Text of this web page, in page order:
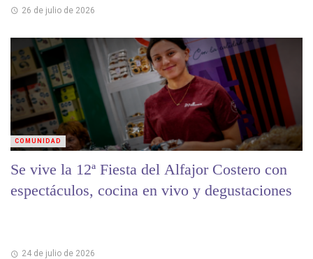
26 de julio de 2026
Se vive la 12ª Fiesta del Alfajor Costero con
espectáculos, cocina en vivo y degustaciones
24 de julio de 2026
COMUNIDAD